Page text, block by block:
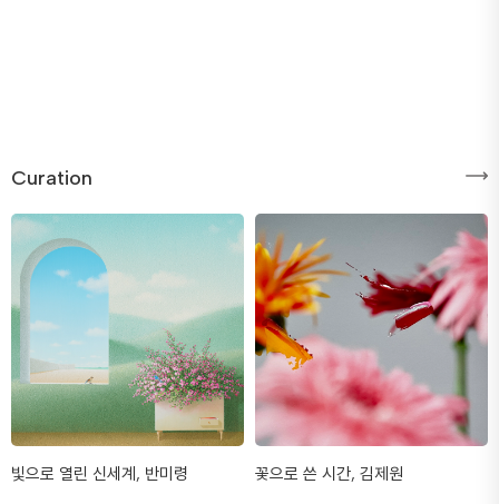
Curation
빛으로 열린 신세계, 반미령 꽃으로 쓴 시간, 김제원